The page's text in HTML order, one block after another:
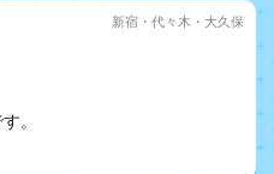
新宿・代々木・大久保
。